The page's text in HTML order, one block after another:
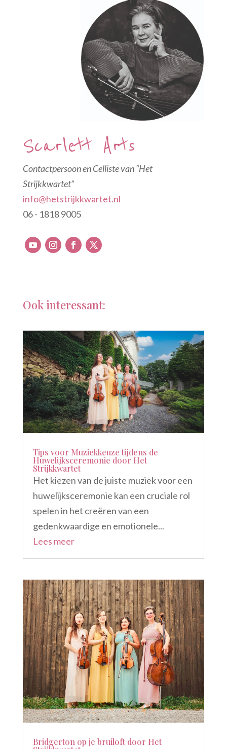
Scarlett Arts
Contactpersoon en Celliste van “Het
Strijkkwartet”
info@hetstrijkkwartet.nl
06 - 1818 9005
Ook interessant:
Tips voor Muziekkeuze tijdens de
Huwelijksceremonie door Het
Strijkkwartet
Het kiezen van de juiste muziek voor een
huwelijksceremonie kan een cruciale rol
spelen in het creëren van een
gedenkwaardige en emotionele...
Lees meer
Bridgerton op je bruiloft door Het